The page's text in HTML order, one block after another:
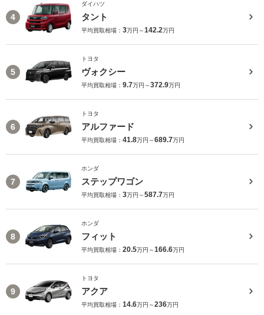
4
ダイハツ
タント
平均買取相場： 3万円～142.2万円
5
トヨタ
ヴォクシー
平均買取相場： 9.7万円～372.9万円
6
トヨタ
アルファード
平均買取相場： 41.8万円～689.7万円
7
ホンダ
ステップワゴン
平均買取相場： 3万円～587.7万円
8
ホンダ
フィット
平均買取相場： 20.5万円～166.6万円
9
トヨタ
アクア
平均買取相場： 14.6万円～236万円